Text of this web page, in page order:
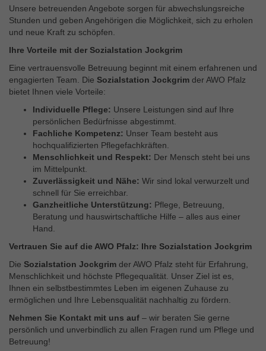
Unsere betreuenden Angebote sorgen für abwechslungsreiche
Stunden und geben Angehörigen die Möglichkeit, sich zu erholen
und neue Kraft zu schöpfen.
Ihre Vorteile mit der Sozialstation Jockgrim
Eine vertrauensvolle Betreuung beginnt mit einem erfahrenen und
engagierten Team. Die Sozialstation Jockgrim der AWO Pfalz
bietet Ihnen viele Vorteile:
Individuelle Pflege: Unsere Leistungen sind auf Ihre
persönlichen Bedürfnisse abgestimmt.
Fachliche Kompetenz: Unser Team besteht aus
hochqualifizierten Pflegefachkräften.
Menschlichkeit und Respekt: Der Mensch steht bei uns
im Mittelpunkt.
Zuverlässigkeit und Nähe: Wir sind lokal verwurzelt und
schnell für Sie erreichbar.
Ganzheitliche Unterstützung: Pflege, Betreuung,
Beratung und hauswirtschaftliche Hilfe – alles aus einer
Hand.
Vertrauen Sie auf die AWO Pfalz: Ihre Sozialstation Jockgrim
Die Sozialstation Jockgrim der AWO Pfalz steht für Erfahrung,
Menschlichkeit und höchste Pflegequalität. Unser Ziel ist es,
Ihnen ein selbstbestimmtes Leben im eigenen Zuhause zu
ermöglichen und Ihre Lebensqualität nachhaltig zu fördern.
Nehmen Sie Kontakt mit uns auf – wir beraten Sie gerne
persönlich und unverbindlich zu allen Fragen rund um Pflege und
Betreuung!